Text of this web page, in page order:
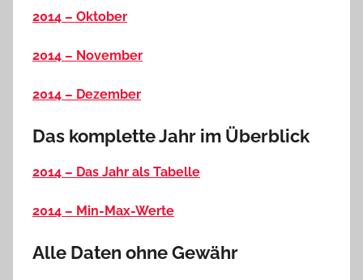
2014 – Oktober
2014 – November
2014 – Dezember
Das komplette Jahr im Überblick
2014 – Das Jahr als Tabelle
2014 – Min-Max-Werte
Alle Daten ohne Gewähr